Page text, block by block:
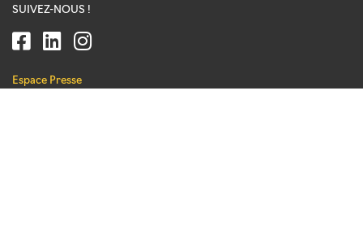
SUIVEZ-NOUS !
Espace Presse